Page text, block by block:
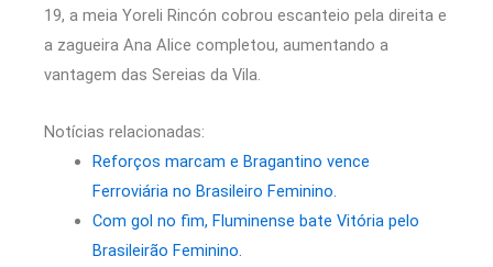
19, a meia Yoreli Rincón cobrou escanteio pela direita e
a zagueira Ana Alice completou, aumentando a
vantagem das Sereias da Vila.
Notícias relacionadas:
Reforços marcam e Bragantino vence
Ferroviária no Brasileiro Feminino.
Com gol no fim, Fluminense bate Vitória pelo
Brasileirão Feminino.